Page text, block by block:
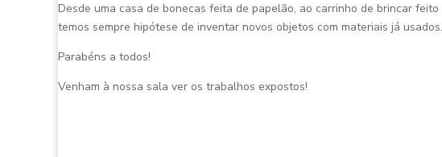
Desde uma casa de bonecas feita de papelão, ao carrinho de brincar
temos sempre hipótese de inventar novos objetos com materiais já usados.
Parabéns a todos!
Venham à nossa sala ver os trabalhos expostos!